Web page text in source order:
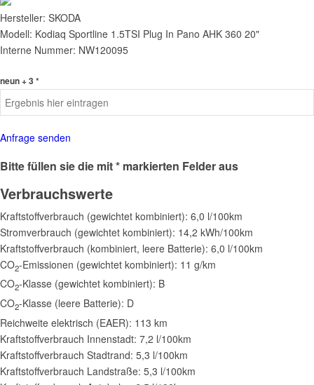
Hersteller: SKODA
Modell: Kodiaq Sportline 1.5TSI Plug In Pano AHK 360 20"
Interne Nummer: NW120095
neun + 3 *
Anfrage senden
Bitte füllen sie die mit * markierten Felder aus
Verbrauchswerte
Kraftstoffverbrauch (gewichtet kombiniert): 6,0 l/100km
Stromverbrauch (gewichtet kombiniert): 14,2 kWh/100km
Kraftstoffverbrauch (kombiniert, leere Batterie): 6,0 l/100km
CO2-Emissionen (gewichtet kombiniert): 11 g/km
CO2-Klasse (gewichtet kombiniert): B
CO2-Klasse (leere Batterie): D
Reichweite elektrisch (EAER): 113 km
Kraftstoffverbrauch Innenstadt: 7,2 l/100km
Kraftstoffverbrauch Stadtrand: 5,3 l/100km
Kraftstoffverbrauch Landstraße: 5,3 l/100km